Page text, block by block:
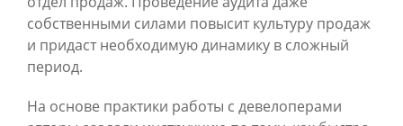
собственными силами повысит культуру продаж
и придаст необходимую динамику в сложный
период.
На основе практики работы с девелоперами